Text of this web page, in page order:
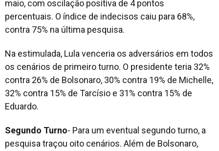
maio, com oscilação positiva de 4 pontos
percentuais. O índice de indecisos caiu para 68%,
contra 75% na última pesquisa.
Na estimulada, Lula venceria os adversários em todos
os cenários de primeiro turno. O presidente teria 32%
contra 26% de Bolsonaro, 30% contra 19% de Michelle,
32% contra 15% de Tarcísio e 31% contra 15% de
Eduardo.
Segundo Turno- Para um eventual segundo turno, a
pesquisa traçou oito cenários. Além de Bolsonaro,